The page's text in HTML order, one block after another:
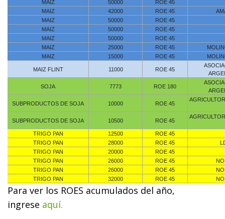
MAIZ
50000
ROE 45
MAIZ
42000 ROE 45
MAIZ
50000
ROE 45
MAIZ
50000
ROE 45
MAIZ
50000
ROE 45
MAIZ
25000 ROE 45
MAIZ
15000 ROE 45
MAIZ FLINT 11000 ROE 45
SOJA 7773 ROE 180
SUBPRODUCTOS DE SOJA 10000 ROE 45
SUBPRODUCTOS DE SOJA 10500 ROE 45
TRIGO PAN 12500
ROE 45
TRIGO PAN
28000 ROE 45
TRIGO PAN
20000
ROE 45
TRIGO PAN
26000 ROE 45
TRIGO PAN
26000 ROE 45
TRIGO PAN
32000 ROE 45
Para ver los ROES acumulados del año,
ingrese aquí.